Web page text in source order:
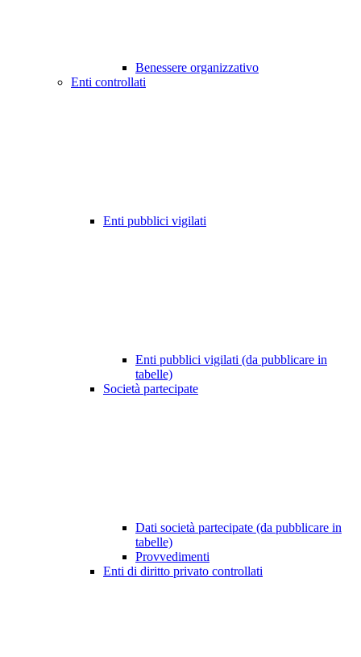
Benessere organizzativo
Enti controllati
Enti pubblici vigilati
Enti pubblici vigilati (da pubblicare in
tabelle)
Società partecipate
Dati società partecipate (da pubblicare in
tabelle)
Provvedimenti
Enti di diritto privato controllati